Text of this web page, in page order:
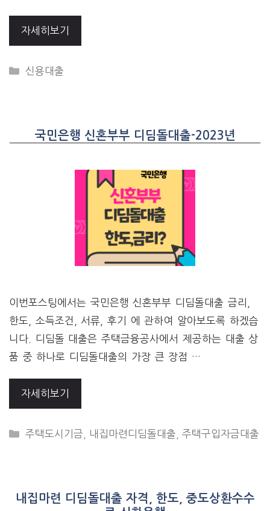
자세히보기
CATEGORIES
신용대출
국민은행 신혼부부 디딤돌대출-2023년
이번포스팅에서는 국민은행 신혼부부 디딤돌대출 금리,
한도, 소득조건, 서류, 후기 에 관하여 알아보도록 하겠습
니다. 디딤돌 대출은 주택금융공사에서 제공하는 대출 상
품 중 하나로 디딤돌대출의 가장 큰 장점 …
자세히보기
CATEGORIES
주택도시기금 내집마련디딤돌대출 ,주택구입자금대출
내집마련 디딤돌대출 자격, 한도, 중도상환수수